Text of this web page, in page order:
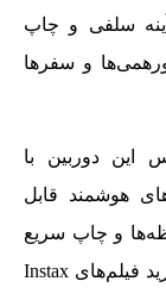
سلفی و چاپ
و سفرها
این دوربین با
هوشمند قابل
و چاپ سریع
است نه ثبت جزئیات دقیق. همچنین هزینه خرید فیلم‌های Instax